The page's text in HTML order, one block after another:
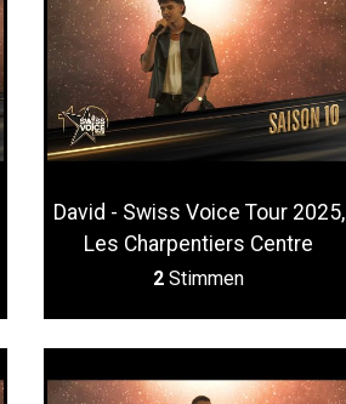
David - Swiss Voice Tour 2025,
Les Charpentiers Centre
2 Stimmen